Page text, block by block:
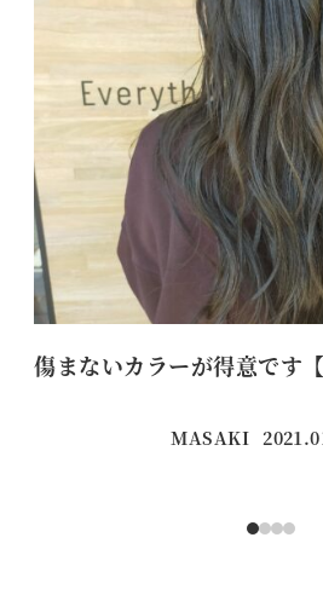
傷まないカラーが得意です
MASAKI 投稿日